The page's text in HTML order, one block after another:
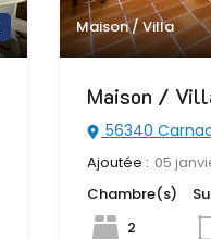
Maison / Villa
Maison /
56340
Ajoutée : 05
Chambre(s)
2